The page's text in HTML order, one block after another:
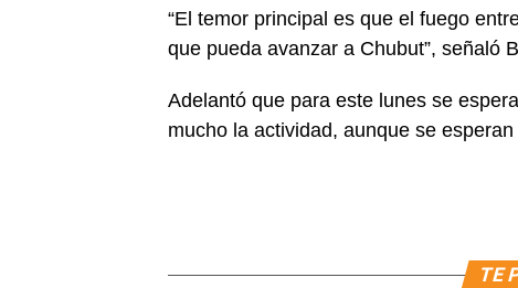
“El temor principal es que el fuego
que pueda avanzar a Chubut”, señaló
Adelantó que para este lunes se
mucho la actividad, aunque se
TE